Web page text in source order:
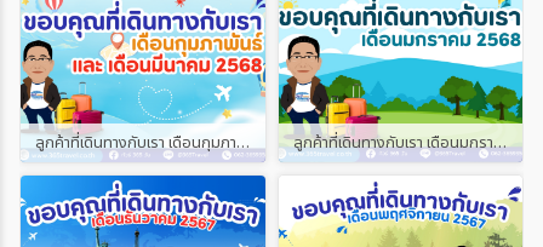
ลูกค้าที่เดินทางกับเรา เดือนกุมภาพันธ์ และเดือนมีนาคม 2568 ลูกค้าที่เดินทางกับเรา เดือนมกราคม 2568